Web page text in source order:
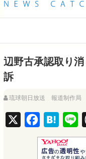
QAB
辺野古承認取り
訴
琉球朝日放送 報道制作局
a
c
H
a
t
i
n